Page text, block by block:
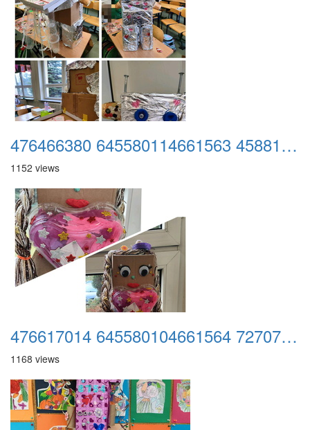
476466380 645580114661563 4588156736602430626 n
1152 views
476617014 645580104661564 7270745523496309031 n
1168 views